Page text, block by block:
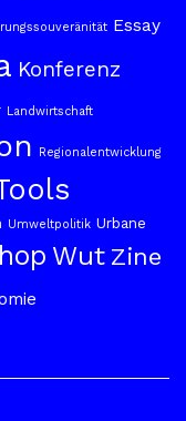
Essay
Konferenz
Landwirtschaft
Regionalentwicklung
Umweltpolitik Urbane
Wut Zine